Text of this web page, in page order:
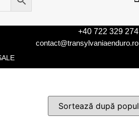
+40 722 329 274
contact@transylvaniaenduro.ro